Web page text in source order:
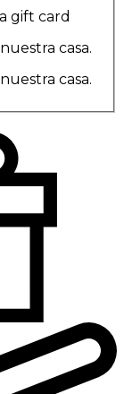
gift card
casa.
casa.